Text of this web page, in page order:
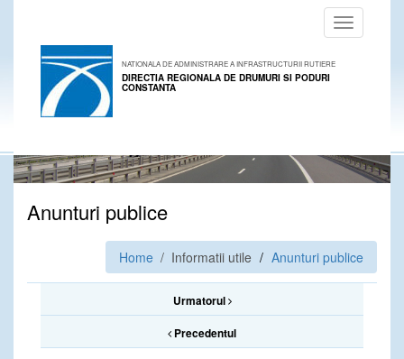
Toggle
navigation
NATIONALA DE ADMINISTRARE A INFRASTRUCTURII RUTIERE
DIRECTIA REGIONALA DE DRUMURI SI PODURI
CONSTANTA
Anunturi publice
Home / Informatii utile Anunturi publice
Urmatorul
Precedentul